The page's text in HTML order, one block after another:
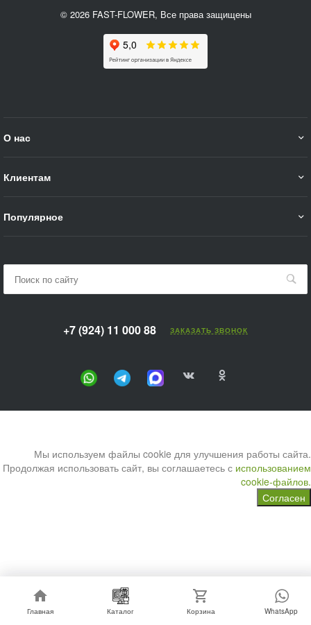
Главная Каталог Корзина WhatsApp
Главная Каталог Корзина WhatsApp
© 2026 FAST-FLOWER, Все права защищены
О нас
Клиентам
Популярное
+7 (924) 11 000 88 ЗАКАЗАТЬ ЗВОНОК
Мы используем файлы cookie для улучшения работы сайта.
Продолжая использовать сайт, вы соглашаетесь с использованием
cookie-файлов.
Согласен